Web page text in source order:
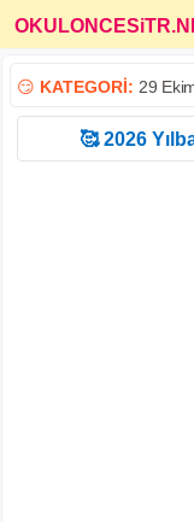
😏 KATEGORİ: 29
🥰 2026